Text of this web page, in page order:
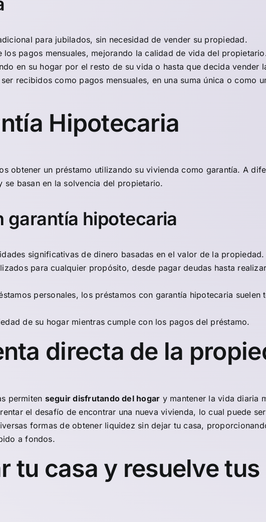
para jubilados, sin necesidad de vender su propiedad.
pagos mensuales, mejorando la calidad de vida del
en su hogar por el resto de su vida o hasta que decida vender
recibidos como pagos mensuales, en una suma única o como
Hipotecaria
obtener un préstamo utilizando su vivienda como garantía. A
se basan en la solvencia del propietario.
garantía hipotecaria
significativas de dinero basadas en el valor de la propiedad.
para cualquier propósito, desde pagar deudas hasta
personales, los préstamos con garantía hipotecaria suelen
de su hogar mientras cumple con los pagos del préstamo.
directa de la
permiten seguir disfrutando del hogar y mantener la vida diaria
el desafío de encontrar una nueva vivienda, lo cual puede
formas de obtener liquidez sin dejar tu casa,
a fondos.
tu casa y resuelve tus